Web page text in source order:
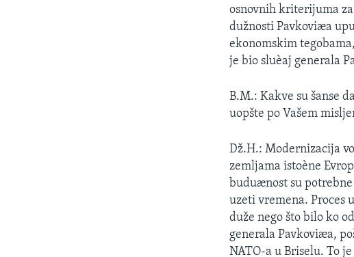
osnovnih kriterijuma
dužnosti Pavkoviæa
ekonomskim
je bio sluèaj generala
B.M.: Kakve su šanse
uopšte po Vašem
Dž.H.: Modernizacija
zemljama istoène
buduænost su
uzeti vremena. Proces
duže nego što bilo ko
generala Pavkoviæa,
NATO-a u Briselu. To